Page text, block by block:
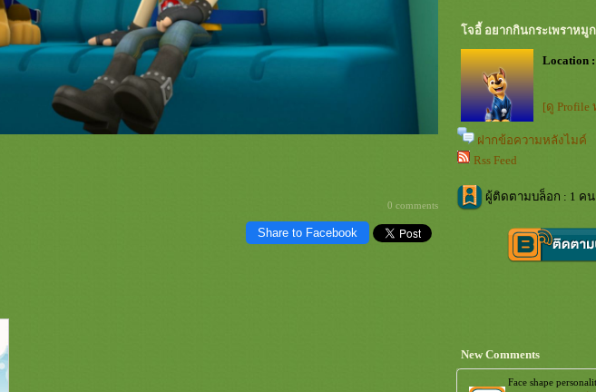
0 comments
Share to Facebook
จอี้ อยากกินกระเพราหมู
Location :
[ดู Profile
ฝากข้อความหลังไมค์
Rss Feed
ผู้ติดตามบล็อก : 1 ค
New Comments